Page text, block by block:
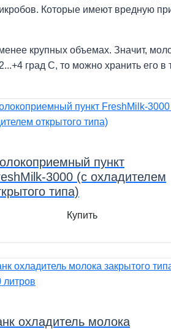
Которые имеют вредную
крупных объемах. Значит,
град С, то можно хранить его в
пункт
3000 (с охладителем
типа)
Купить
охладитель молока